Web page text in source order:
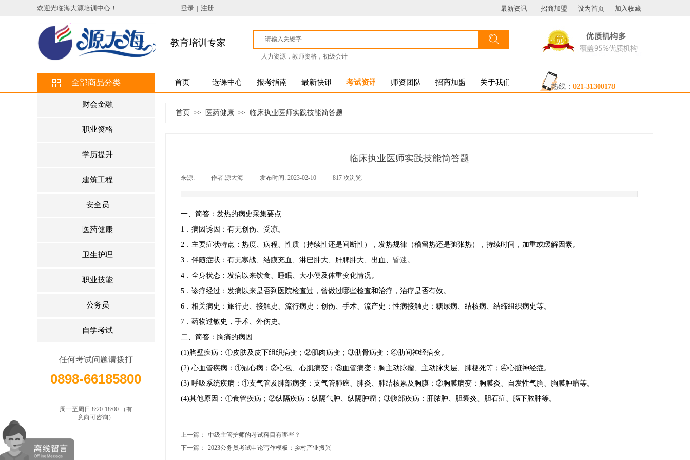
最新资讯
登录 | 注册 设为首页 加入收藏
招商加盟
欢迎光临海大源培训中心 ！
搜索
人力资源，教师资格，初级会计
按钮文本
教育培训专家
首页 选课中心 报考指南 最新快讯 考试资讯 师资团队 招商加盟 关于我们
全部商品分类 热线： 021-31300178
首页 >> 医药健康 >> 临床执业医师实践技能简答题
临床执业医师实践技能简答题
来源: 作者:源大海 发布时间: 2023-02-10 817 次浏览
一、简答：发热的病史采集要点
1．病因诱因：有无创伤、受凉。
2．主要症状特点：热度、病程、性质（持续性还是间断性），发热规律（稽留热还是弛张热），持续时间，加重或缓解因素。
3．伴随症状：有无寒战、结膜充血、淋巴肿大、肝脾肿大、出血、 昏迷。
4．全身状态：发病以来饮食、睡眠、大小便及体重变化情况。
5．诊疗经过：发病以来是否到医院检查过，曾做过哪些检查和治疗，治疗是否有效。
6．相关病史：旅行史、接触史、流行病史；创伤、手术、流产史；性病接触史；糖尿病、结核病、结缔组织病史等。
7．药物过敏史，手术、外伤史。
二、简答：胸痛的病因
(1)胸壁疾病：①皮肤及皮下组织病变；②肌肉病变；③肋骨病变；④肋间神经病变。
(2) 心血管疾病：①冠心病；②心包、心肌病变；③血管病变：胸主动脉瘤、主动脉夹层、肺梗死等；④心脏神经症。
(3) 呼吸系统疾病：①支气管及肺部病变：支气管肺癌、肺炎、肺结核累及胸膜；②胸膜病变：胸膜炎、自发性气胸、胸膜肿瘤等。
(4)其他原因：①食管疾病；②纵隔疾病：纵隔气肿、纵隔肿瘤；③腹部疾病：肝脓肿、胆囊炎、胆石症、膈下脓肿等。
上一篇：
中级主管护师的考试科目有哪些？
下一篇：
2023公务员考试申论写作模板：乡村产业振兴
财会金融
职业资格
学历提升
建筑工程
安全员
医药健康
卫生护理
职业技能
公务员
自学考试
周一至周日 8:20-18:00 （有
意向可咨询）
任何考试问题请拨打
0898-66185800